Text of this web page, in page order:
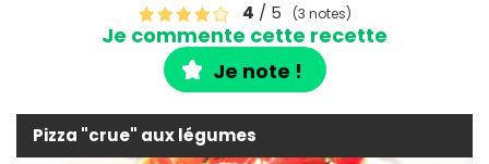
4 / 5 (3 notes)
Je commente cette recette
Je note !
Pizza "crue" aux légumes